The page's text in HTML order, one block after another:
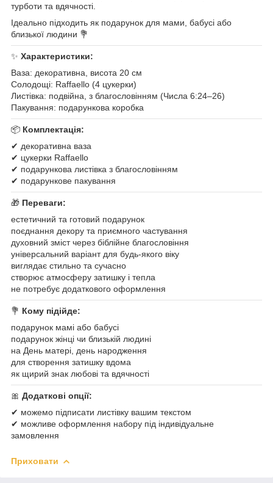
турботи та вдячності.
Ідеально підходить як подарунок для мами, бабусі або
близької людини 💐
✨ Характеристики:
Ваза: декоративна, висота 20 см
Солодощі: Raffaello (4 цукерки)
Листівка: подвійна, з благословінням (Числа 6:24–26)
Пакування: подарункова коробка
📦 Комплектація:
✔ декоративна ваза
✔ цукерки Raffaello
✔ подарункова листівка з благословінням
✔ подарункове пакування
🎁 Переваги:
естетичний та готовий подарунок
поєднання декору та приємного частування
духовний зміст через біблійне благословіння
універсальний варіант для будь-якого віку
виглядає стильно та сучасно
створює атмосферу затишку і тепла
не потребує додаткового оформлення
💐 Кому підійде:
подарунок мамі або бабусі
подарунок жінці чи близькій людині
на День матері, день народження
для створення затишку вдома
як щирий знак любові та вдячності
🎀 Додаткові опції:
✔ можемо підписати листівку вашим текстом
✔ можливе оформлення набору під індивідуальне
замовлення
Приховати